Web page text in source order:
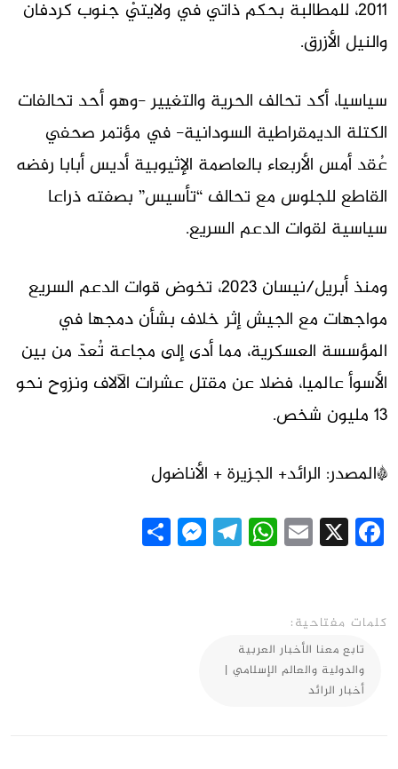
2011، للمطالبة بحكم ذاتي في ولايتيْ جنوب كردفان
والنيل الأزرق.
سياسيا، أكد تحالف الحرية والتغيير -وهو أحد تحالفات
الكتلة الديمقراطية السودانية- في مؤتمر صحفي
عُقد أمس الأربعاء بالعاصمة الإثيوبية أديس أبابا رفضه
القاطع للجلوس مع تحالف “تأسيس” بصفته ذراعا
سياسية لقوات الدعم السريع.
ومنذ أبريل/نيسان 2023، تخوض قوات الدعم السريع
مواجهات مع الجيش إثر خلاف بشأن دمجها في
المؤسسة العسكرية، مما أدى إلى مجاعة تُعدّ من بين
الأسوأ عالميا، فضلا عن مقتل عشرات الآلاف ونزوح نحو
13 مليون شخص.
*المصدر: الرائد+ الجزيرة + الأناضول
Facebook
X
Email
WhatsApp
Telegram
Messenger
كلمات مفتاحية:
تابع معنا الأخبار العربية
والدولية والعالم الإسلامي |
أخبار الرائد